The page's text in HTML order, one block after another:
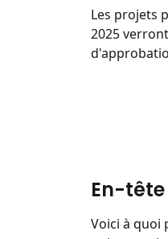
Les projets
2025
En-
Voici à quoi